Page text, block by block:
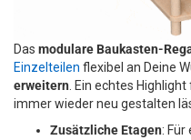
Das modulare Baukasten-
Einzelteilen flexibel an Deine
erweitern . Ein echtes
immer wieder neu gestalten
Zusätzliche Etagen: Für